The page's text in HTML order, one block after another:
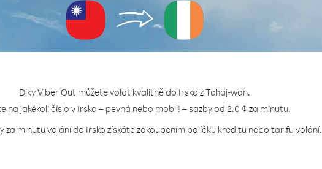
Díky Viber Out můžete volat kvalitně do Irsko z Tchaj-wan.
na jakékoli číslo v Irsko – pevná nebo mobil! – sazby od 2.0 ¢ za minutu.
za minutu volání do Irsko získáte zakoupením balíčku kreditu nebo tarifu volání.